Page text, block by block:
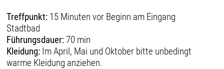
Treffpunkt: 15 Minuten vor Beginn am Eingang
Stadtbad
Führungsdauer:70 min
Kleidung: Im April, Mai und Oktober bitte unbedingt
warme Kleidung anziehen.